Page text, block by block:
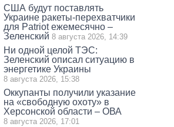
США будут поставлять
Украине ракеты-перехватчики
для Patriot ежемесячно –
Зеленский 8 августа 2026, 14:39
Ни одной целой ТЭС:
Зеленский описал ситуацию в
энергетике Украины
8 августа 2026, 15:38
Оккупанты получили указание
на «свободную охоту» в
Херсонской области – ОВА
8 августа 2026, 17:01